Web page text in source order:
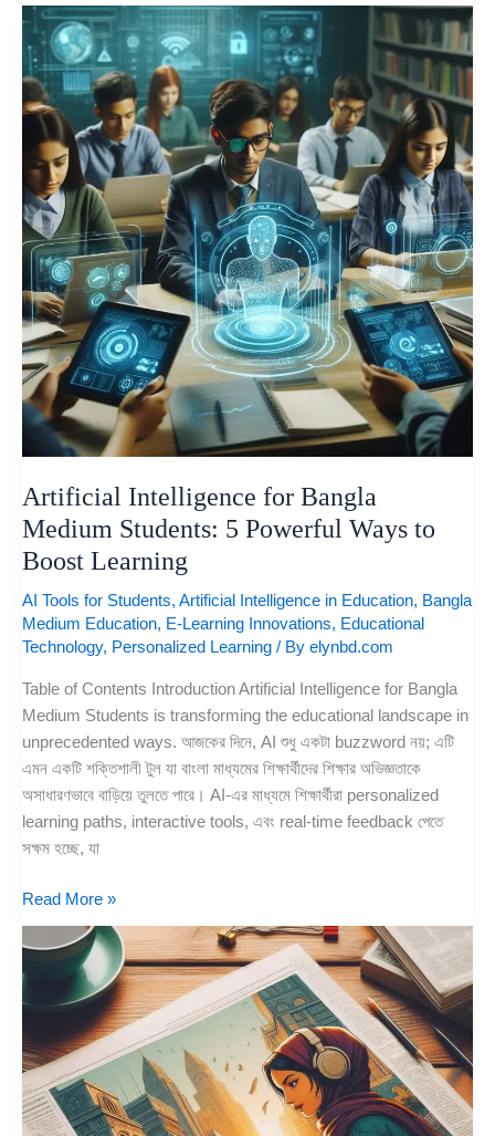
Artificial Intelligence for Bangla
Medium Students: 5 Powerful Ways to
Boost Learning
AI Tools for Students, Artificial Intelligence in Education, Bangla
Medium Education, E-Learning Innovations, Educational
Technology, Personalized Learning / By elynbd.com
Table of Contents Introduction Artificial Intelligence for Bangla
Medium Students is transforming the educational landscape in
unprecedented ways. আজকের দিনে, AI শুধু একটা buzzword নয়; এটি
এমন একটি শক্তিশালী টুল যা বাংলা মাধ্যমের শিক্ষার্থীদের শিক্ষার অভিজ্ঞতাকে
অসাধারণভাবে বাড়িয়ে তুলতে পারে। AI-এর মাধ্যমে শিক্ষার্থীরা personalized
learning paths, interactive tools, এবং real-time feedback পেতে
সক্ষম হচ্ছে, যা
Artificial
Intelligence
for
Bangla
Medium
Students:
Powerful
Ways
to
Boost
Learning
Read More »
Newspapers
Like
The
Daily